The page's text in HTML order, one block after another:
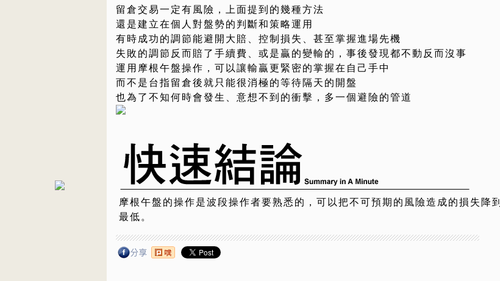
留倉交易一定有風險，上面提到的幾種方法
還是建立在個人對盤勢的判斷和策略運用
有時成功的調節能避開大賠、控制損失、甚至掌握進場先機
失敗的調節反而賠了手續費、或是贏的變輸的，事後發現都不動反而沒事
運用摩根午盤操作，可以讓輸贏更緊密的掌握在自己手中
而不是台指留倉後就只能很消極的等待隔天的開盤
也為了不知何時會發生、意想不到的衝擊，多一個避險的管道
摩根午盤的操作是波段操作者要熟悉的，可以把不可預期的風險造成的損失降到
最低。